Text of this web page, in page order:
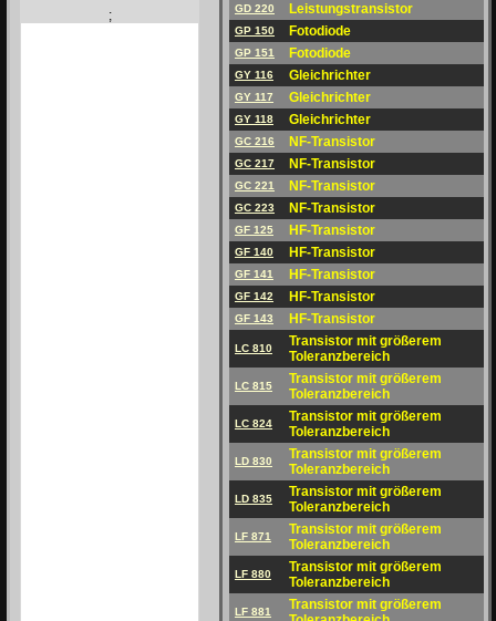
; GD 220 Leistungstransistor
GP 150 Fotodiode
GP 151 Fotodiode
GY 116 Gleichrichter
GY 117 Gleichrichter
GY 118 Gleichrichter
GC 216 NF-Transistor
GC 217 NF-Transistor
GC 221 NF-Transistor
GC 223 NF-Transistor
GF 125 HF-Transistor
GF 140 HF-Transistor
GF 141 HF-Transistor
GF 142 HF-Transistor
GF 143 HF-Transistor
LC 810
Transistor mit größerem
Toleranzbereich
LC 815
Transistor mit größerem
Toleranzbereich
LC 824
Transistor mit größerem
Toleranzbereich
LD 830
Transistor mit größerem
Toleranzbereich
LD 835
Transistor mit größerem
Toleranzbereich
LF 871
Transistor mit größerem
Toleranzbereich
LF 880
Transistor mit größerem
Toleranzbereich
LF 881
Transistor mit größerem